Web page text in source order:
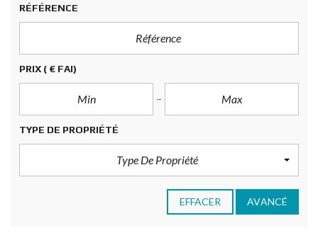
RÉFÉRENCE
PRIX ( € FAI)
TYPE DE PROPRIÉTÉ
Type De Propriété
EFFACER AVANCÉ